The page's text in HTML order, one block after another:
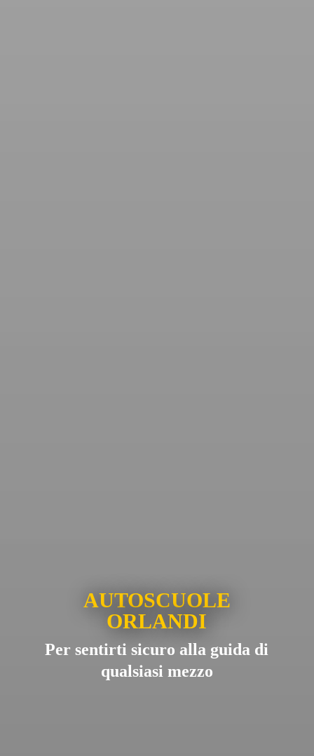
AUTOSCUOLE
ORLANDI
Per sentirti sicuro alla guida di
qualsiasi mezzo